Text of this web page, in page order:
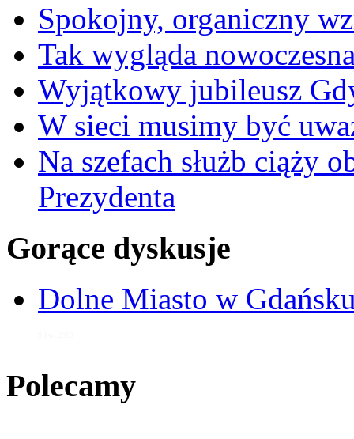
Spokojny, organiczny
Tak wygląda
Wyjątkowy jubileusz
W sieci musimy być
Na szefach służb ciąży
Prezydenta
Gorące dyskusje
Dolne Miasto w
Polecamy